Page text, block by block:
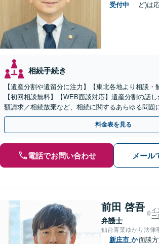
受付中
ど)は
相続手続き
【遺産分割や遺留分に注力】【東北各地より相談・
【初回相談無料】【WEB面談対応】遺産分割の話
額請求／相続放棄など、相続に関するあらゆる問題
事情やご意向を丁寧にお聞きし、有利な解決を目指
料金表を見る
電話でお問い合わせ メール
前田 啓吾
弁護士
イ
ー
仙台青葉ゆかり法律
新庄市 か面談方